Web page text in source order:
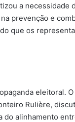
a necessidade
prevenção e
que os
eleitoral.
Rulière,
alinhamento